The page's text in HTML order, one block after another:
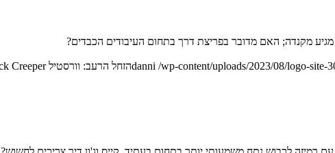
מגיע מקנדה; האם מדובר בפריצת דרך בתחום העיבודים הכבדים?
danni /wp-content/uploads/2023/08/logo-site- הזחל הרעב: וורסטיל DeltaTrack Creeper